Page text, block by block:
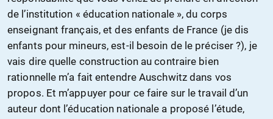
de l’institution « éducation nationale », du corps
enseignant français, et des enfants de France (je dis
enfants pour mineurs, est-il besoin de le préciser ?), je
vais dire quelle construction au contraire bien
rationnelle m’a fait entendre Auschwitz dans vos
propos. Et m’appuyer pour ce faire sur le travail d’un
auteur dont l’éducation nationale a proposé l’étude,